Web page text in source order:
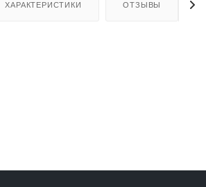
ХАРАКТЕРИСТИКИ ОТЗЫВЫ